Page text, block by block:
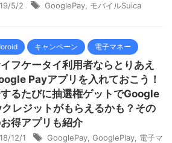
5/2 GooglePay モバイルSuica
キャンペーン 電子マネー
フケータイ利用者ならとりあえ
Payアプリを入れておこう！
るたびに抽選権ゲットでGoogle
レジットがもらえるかも？その
得アプリも紹介
12/1 GooglePay GooglePlay 電子マ